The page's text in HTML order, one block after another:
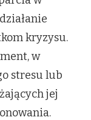
kryzysu.
w
stresu lub
jej